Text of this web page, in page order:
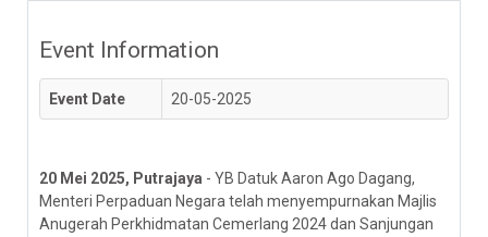
Event Information
Event Date 20-05-2025
20 Mei 2025, Putrajaya - YB Datuk Aaron Ago Dagang,
Menteri Perpaduan Negara telah menyempurnakan Majlis
Anugerah Perkhidmatan Cemerlang 2024 dan Sanjungan